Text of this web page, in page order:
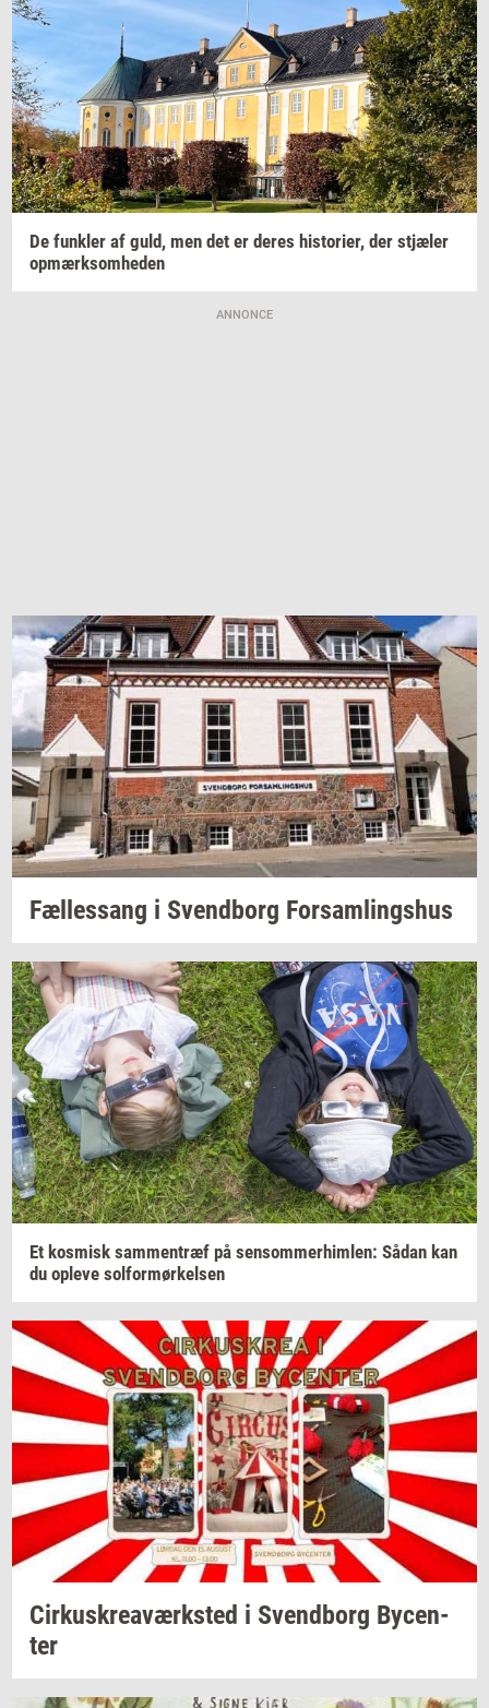
De funk­ler af guld, men det er deres hi­sto­ri­er, der stjæ­ler
op­mærk­som­he­den
ANNONCE
Fæl­les­sang i Svend­borg For­sam­lings­hus
Et kos­misk sam­men­træf på sen­som­mer­him­len: Sådan kan
du op­le­ve sol­for­mør­kel­sen
Cir­kuskrea­værk­sted i Svend­borg By­cen­
ter